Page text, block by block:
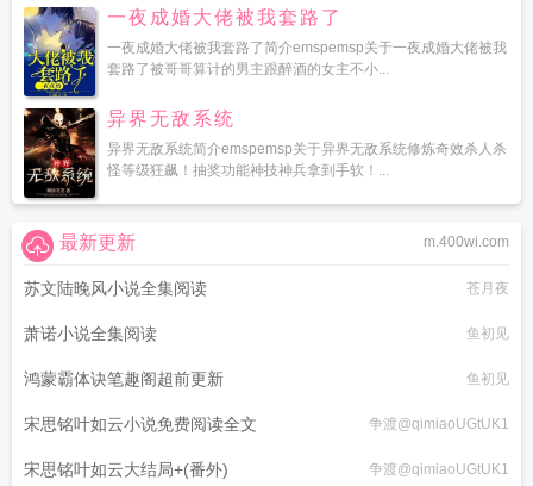
一夜成婚大佬被我套路了
一夜成婚大佬被我套路了简介emspemsp关于一夜成婚大佬被我
套路了被哥哥算计的男主跟醉酒的女主不小...
异界无敌系统
异界无敌系统简介emspemsp关于异界无敌系统修炼奇效杀人杀
怪等级狂飙！抽奖功能神技神兵拿到手软！...
m.400wi.com
最新更新
苏文陆晚风小说全集阅读 苍月夜
萧诺小说全集阅读 鱼初见
鸿蒙霸体诀笔趣阁超前更新 鱼初见
宋思铭叶如云小说免费阅读全文 争渡@qimiaoUGtUK1
宋思铭叶如云大结局+(番外) 争渡@qimiaoUGtUK1